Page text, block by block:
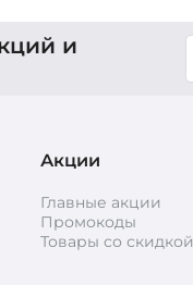
и
Акции
Главные акции
Промокоды
Товары со скидкой